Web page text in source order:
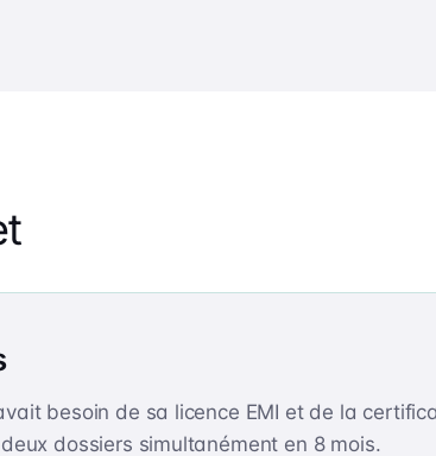
besoin de sa licence EMI et de la
dossiers simultanément en 8 mois.